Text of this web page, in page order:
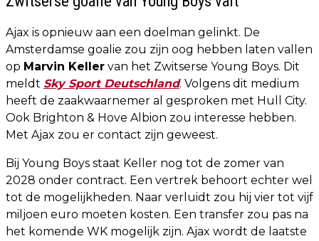
Ajax is opnieuw aan een doelman gelinkt. De
Amsterdamse goalie zou zijn oog hebben laten vallen
op Marvin Keller van het Zwitserse Young Boys. Dit
meldt Sky Sport Deutschland. Volgens dit medium
heeft de zaakwaarnemer al gesproken met Hull City.
Ook Brighton & Hove Albion zou interesse hebben.
Met Ajax zou er contact zijn geweest.
Bij Young Boys staat Keller nog tot de zomer van
2028 onder contract. Een vertrek behoort echter wel
tot de mogelijkheden. Naar verluidt zou hij vier tot vijf
miljoen euro moeten kosten. Een transfer zou pas na
het komende WK mogelijk zijn. Ajax wordt de laatste